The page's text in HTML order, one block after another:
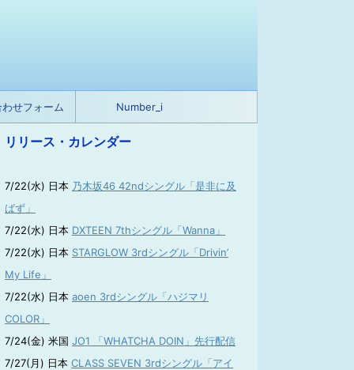
せフォーム Number_i
リリース・カレンダー
7/22(水) 日本 乃木坂46 42ndシングル「是非に及
ばず」
7/22(水) 日本 DXTEEN 7thシングル「Wanna」
7/22(水) 日本 STARGLOW 3rdシングル「Drivin’
My Life」
7/22(水) 日本 aoen 3rdシングル「ハジマリ
COLOR」
7/24(金) 米国 JO1 「WHATCHA DOIN」先行配信
7/27(月) 日本 CLASS SEVEN 3rdシングル「アイ